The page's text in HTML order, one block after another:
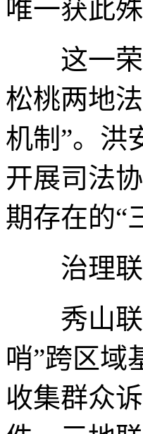
唯一获此
这一荣
松桃两地
机制”。洪
开展司法
期存在的“
治理联
秀山联
哨”跨区域
收集群众